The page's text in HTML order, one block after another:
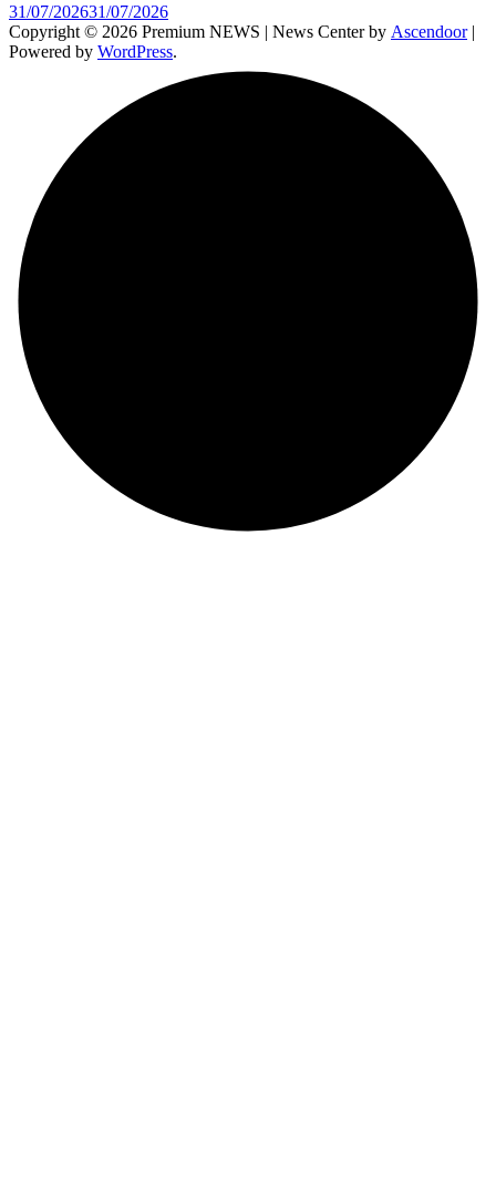
31/07/202631/07/2026
Copyright © 2026 Premium NEWS | News Center by Ascendoor|
Powered by WordPress.